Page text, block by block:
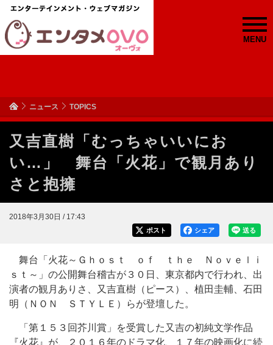
MENU
ニュース TOPICS
又吉直樹「むっちゃいいにお
い…」 舞台「火花」で観月あり
さと抱擁
2018年3月30日 / 17:43
送る
シェア
ポスト
舞台「火花～Ｇｈｏｓｔ ｏｆ ｔｈｅ Ｎｏｖｅｌｉ
ｓｔ～」の公開舞台稽古が３０日、東京都内で行われ、出
演者の観月ありさ、又吉直樹（ピース）、植田圭輔、石田
明（ＮＯＮ ＳＴＹＬＥ）らが登壇した。
「第１５３回芥川賞」を受賞した又吉の初純文学作品
『火花』が、２０１６年のドラマ化、１７年の映画化に続